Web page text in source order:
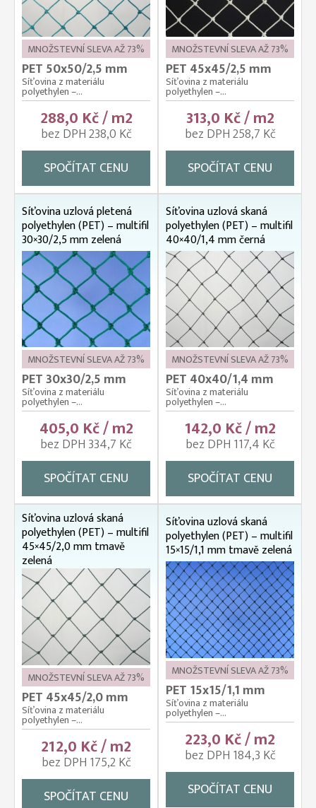
MNOŽSTEVNÍ SLEVA AŽ 73%
PET 50x50/2,5 mm
Síťovina z materiálu
polyethylen –...
288,0 Kč / m2
bez DPH 238,0 Kč
SPOČÍTAT CENU
MNOŽSTEVNÍ SLEVA AŽ 73%
PET 45x45/2,5 mm
Síťovina z materiálu
polyethylen –...
313,0 Kč / m2
bez DPH 258,7 Kč
SPOČÍTAT CENU
Síťovina uzlová pletená
polyethylen (PET) – multifil
30×30/2,5 mm zelená
MNOŽSTEVNÍ SLEVA AŽ 73%
PET 30x30/2,5 mm
Síťovina z materiálu
polyethylen –...
405,0 Kč / m2
bez DPH 334,7 Kč
SPOČÍTAT CENU
Síťovina uzlová skaná
polyethylen (PET) – multifil
40×40/1,4 mm černá
MNOŽSTEVNÍ SLEVA AŽ 73%
PET 40x40/1,4 mm
Síťovina z materiálu
polyethylen –...
142,0 Kč / m2
bez DPH 117,4 Kč
SPOČÍTAT CENU
Síťovina uzlová skaná
polyethylen (PET) – multifil
45×45/2,0 mm tmavě
zelená
MNOŽSTEVNÍ SLEVA AŽ 73%
PET 45x45/2,0 mm
Síťovina z materiálu
polyethylen –...
212,0 Kč / m2
bez DPH 175,2 Kč
SPOČÍTAT CENU
Síťovina uzlová skaná
polyethylen (PET) – multifil
15×15/1,1 mm tmavě zelená
MNOŽSTEVNÍ SLEVA AŽ 73%
PET 15x15/1,1 mm
Síťovina z materiálu
polyethylen –...
223,0 Kč / m2
bez DPH 184,3 Kč
SPOČÍTAT CENU